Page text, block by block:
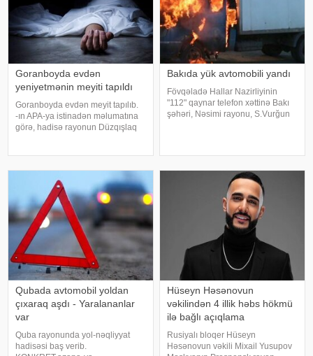
Goranboyda evdən
yeniyetmənin meyiti tapıldı
Goranboyda evdən meyit tapılıb.
-ın APA-ya istinadən məlumatına
görə, hadisə rayonun Düzqışlaq
aşkarlanıb. Hazırda hadis
Bakıda yük avtomobili yandı
Fövqəladə Hallar Nazirliyinin
"112" qaynar telefon xəttinə Bakı
şəhəri, Nəsimi rayonu, S.Vurğun
FHN-in mətbuat xidmətindən
məluma
Qubada avtomobil yoldan
çıxaraq aşdı - Yaralananlar
var
Quba rayonunda yol-nəqliyyat
hadisəsi baş verib.
Hüseyn Həsənovun
vəkilindən 4 illik həbs hökmü
ilə bağlı açıqlama
Rusiyalı bloqer Hüseyn
Həsənovun vəkili Mixail Yusupov